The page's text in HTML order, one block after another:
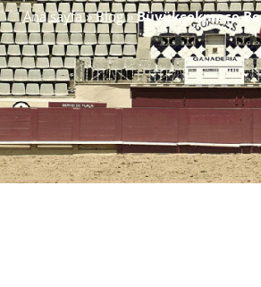
Ana sayfa»Blog»Büyükçekmece